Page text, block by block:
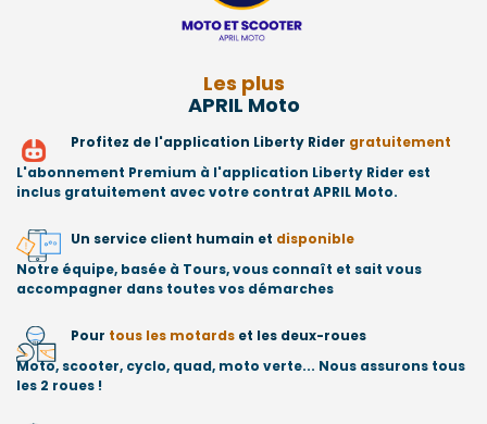
Les plus
APRIL Moto
Profitez de l'application Liberty Rider gratuitement
L'abonnement Premium à l'application Liberty Rider est
inclus gratuitement avec votre contrat APRIL Moto.
Un service client humain et disponible
Notre équipe, basée à Tours, vous connaît et sait vous
accompagner dans toutes vos démarches
Pour tous les motards et les deux-roues
Moto, scooter, cyclo, quad, moto verte... Nous assurons tous
les 2 roues !